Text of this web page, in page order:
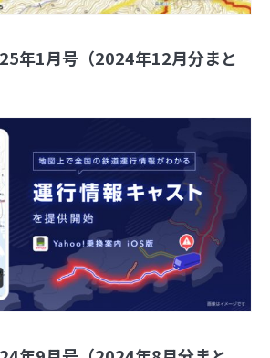
3月
月 9月 8月 7月 6月 5月
4月
月 9月 8月 7月 6月 5月
4月
月 9月 8月 7月 6月 5月
月 9月 8月 7月 6月 5月
4月
住所の課題を識者が語る「うわっ…日本の
記、ヤバすぎ？解決策をダラダラ語る会」
トレポート
住所は“うまく整備されているほう”!? 大
年1月号（2024年12月分まと